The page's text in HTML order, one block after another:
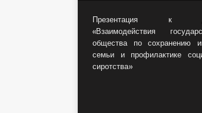
Презентация к
«Взаимодействия
общества по сохранению
семьи и профилактике
сиротства»